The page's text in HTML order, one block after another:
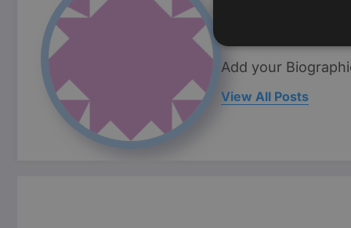
Add your
View All Posts
I cookie strettamente